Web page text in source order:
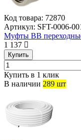
Код товара: 72870
Артикул: SFT-0006-
Муфты ВВ
1 137
Купить
Купить в 1 клик
В наличии 289 шт